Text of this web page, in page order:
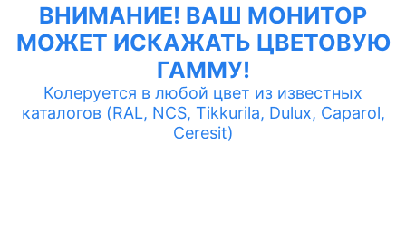
ВНИМАНИЕ! ВАШ МОНИТОР
МОЖЕТ ИСКАЖАТЬ ЦВЕТОВУЮ
ГАММУ!
Колеруется в любой цвет из известных
каталогов (RAL, NCS, Tikkurila, Dulux, Caparol,
Ceresit)